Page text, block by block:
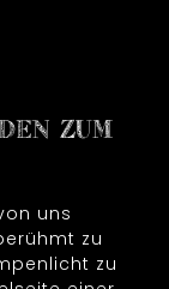
ZUM
uns
zu
zu